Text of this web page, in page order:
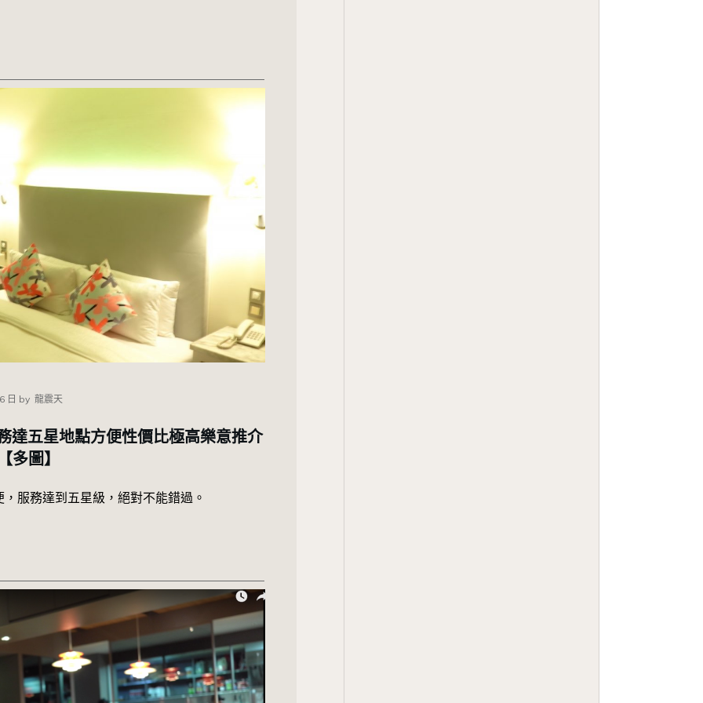
日 by 龍震天
達五星地點方便性價比極高樂意推介
多圖】
服務達到五星級，絕對不能錯過。